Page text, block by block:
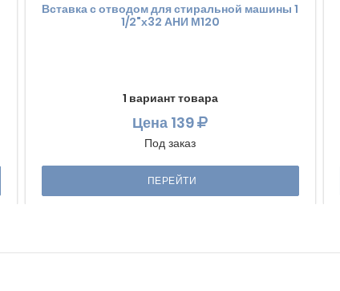
Вставка с отводом для стиральной машины 1
1/2"х32 АНИ М120
1 вариант товара
Цена 139
Под заказ
ПЕРЕЙТИ